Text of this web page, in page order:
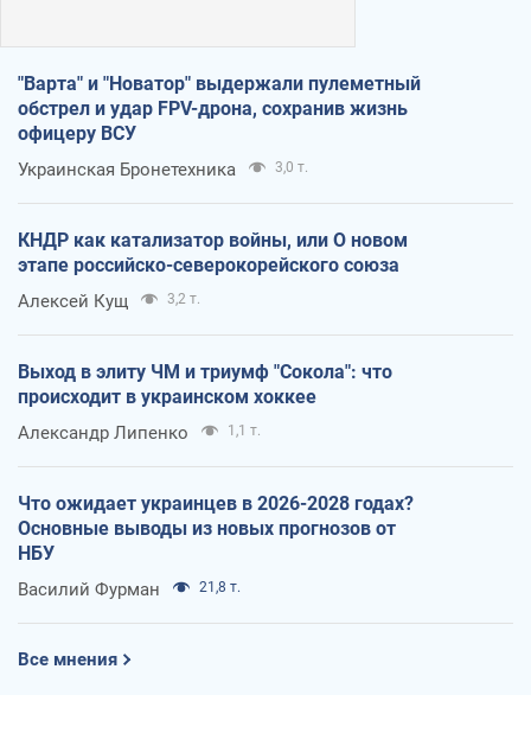
"Варта" и "Новатор" выдержали пулеметный
обстрел и удар FPV-дрона, сохранив жизнь
офицеру ВСУ
Украинская Бронетехника 3,0 т.
КНДР как катализатор войны, или О новом
этапе российско-северокорейского союза
Алексей Кущ 3,2 т.
Выход в элиту ЧМ и триумф "Сокола": что
происходит в украинском хоккее
Александр Липенко 1,1 т.
Что ожидает украинцев в 2026-2028 годах?
Основные выводы из новых прогнозов от
НБУ
Василий Фурман 21,8 т.
Все мнения